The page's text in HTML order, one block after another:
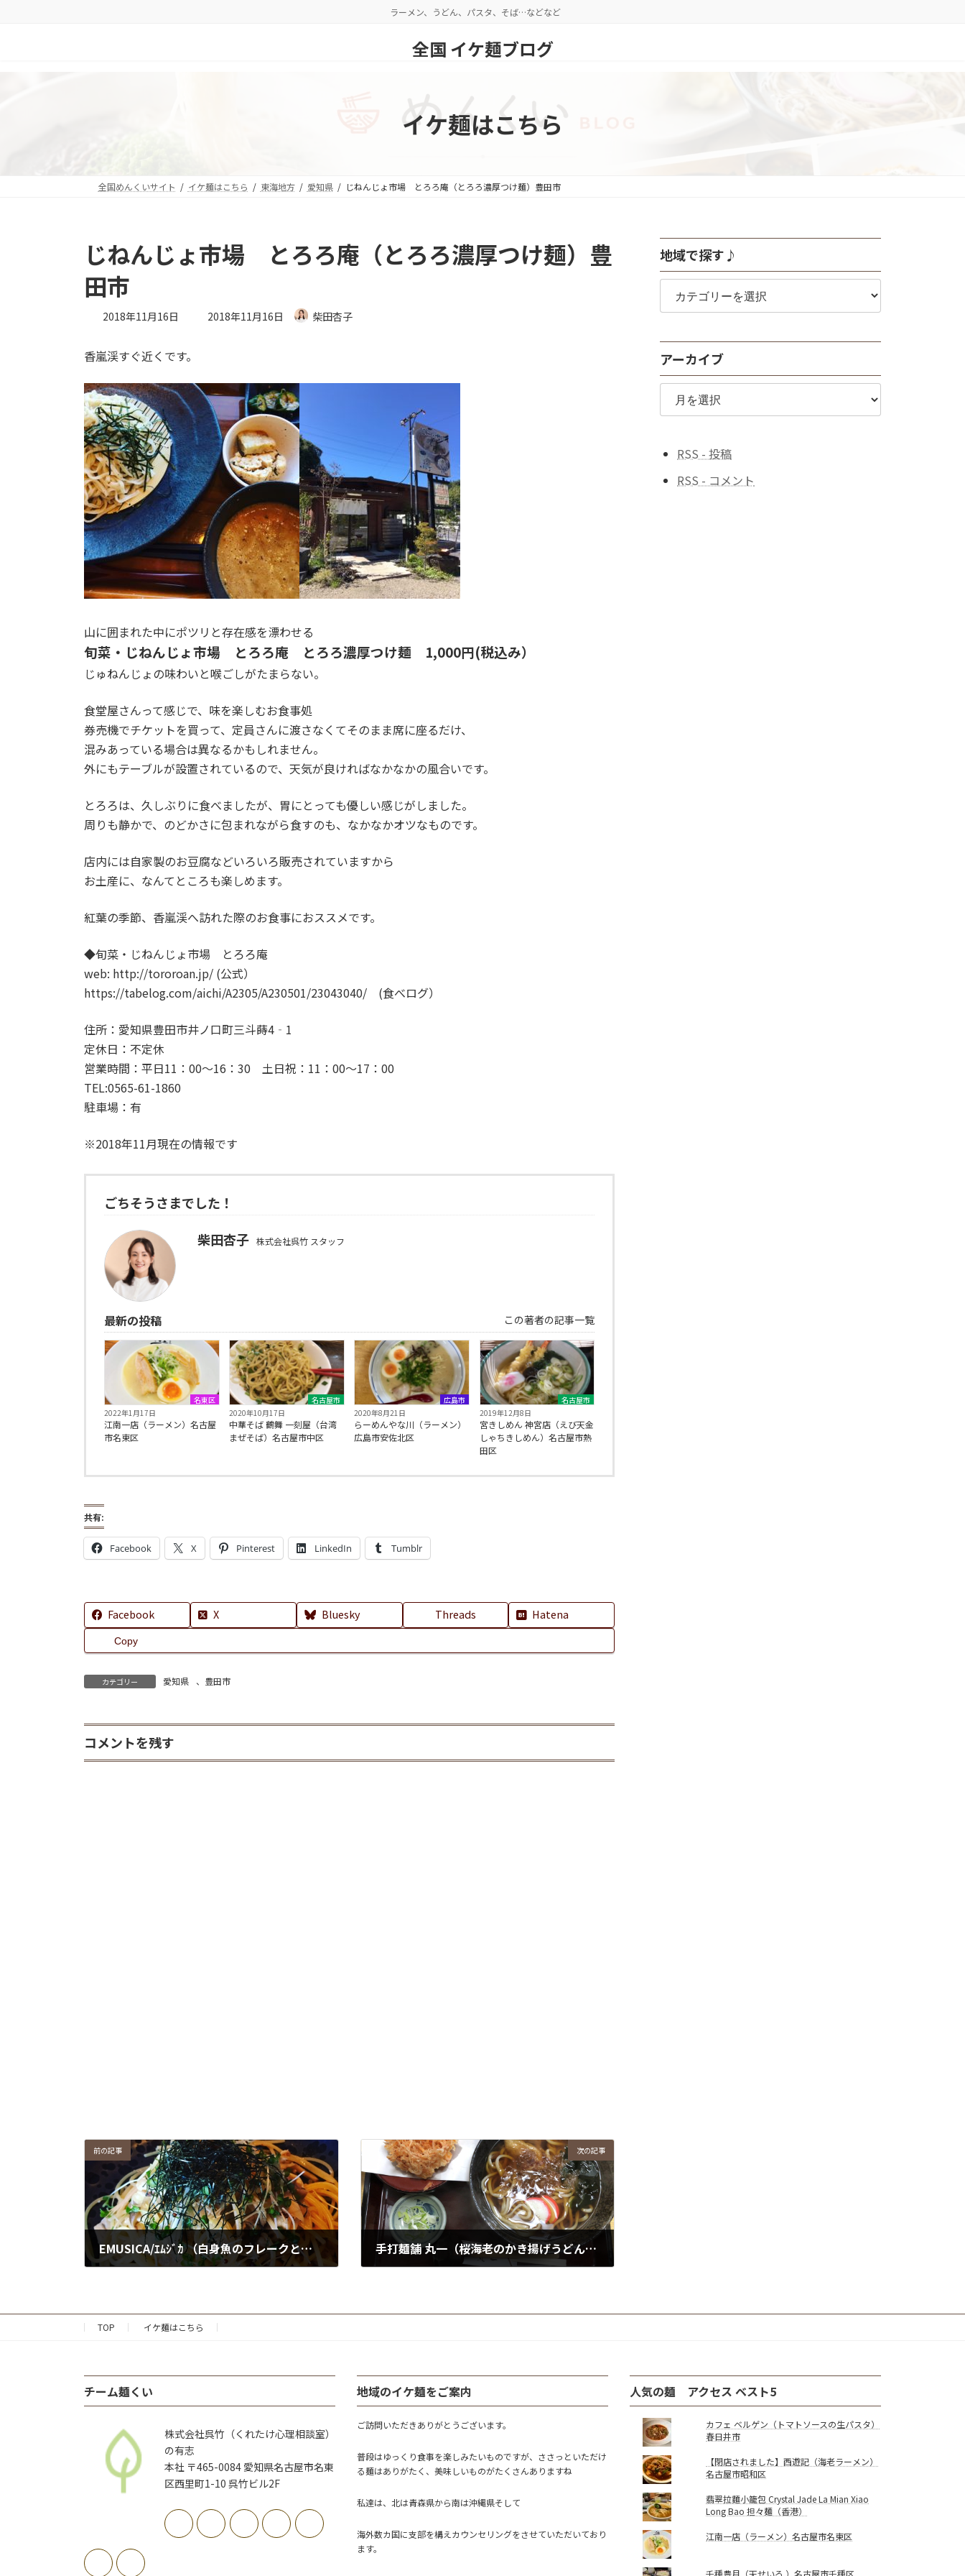
ラーメン、うどん、パスタ、そば…などなど
全国 イケ麺ブログ
イケ麺はこちら
全国めんくいサイト イケ麺はこちら 東海地方 愛知県 じねんじょ市場 とろろ庵（とろろ濃厚つけ麺）豊田市
じねんじょ市場 とろろ庵（とろろ濃厚つけ麺）豊
田市
2018年11月16日
最
時
:
2018年11月16日 柴田杏子
香嵐渓すぐ近くです。
山に囲まれた中にポツリと存在感を漂わせる
旬菜・じねんじょ市場 とろろ庵 とろろ濃厚つけ麺 1,000円(税込み）
じゅねんじょの味わいと喉ごしがたまらない。
食堂屋さんって感じで、味を楽しむお食事処
券売機でチケットを買って、定員さんに渡さなくてそのまま席に座るだけ、
混みあっている場合は異なるかもしれません。
外にもテーブルが設置されているので、天気が良ければなかなかの風合いです。
とろろは、久しぶりに食べましたが、胃にとっても優しい感じがしました。
周りも静かで、のどかさに包まれながら食すのも、なかなかオツなものです。
店内には自家製のお豆腐などいろいろ販売されていますから
お土産に、なんてところも楽しめます。
紅葉の季節、香嵐渓へ訪れた際のお食事におススメです。
◆旬菜・じねんじょ市場 とろろ庵
web: http://tororoan.jp/ (公式）
https://tabelog.com/aichi/A2305/A230501/23043040/ (食べログ）
住所：愛知県豊田市井ノ口町三斗蒔4‐1
定休日：不定休
営業時間：平日11：00～16：30 土日祝：11：00～17：00
TEL:0565-61-1860
駐車場：有
※2018年11月現在の情報です
ごちそうさまでした！
柴田杏子 株式会社呉竹 スタッフ
最新の投稿 この著者の記事一覧
名東区
2022年1月17日
江南一店（ラーメン）名古屋
市名東区
名古屋市
2020年10月17日
中華そば 鶴舞 一刻屋（台湾
まぜそば）名古屋市中区
広島市
2020年8月21日
らーめんやな川（ラーメン）
広島市安佐北区
名古屋市
2019年12月8日
宮きしめん 神宮店（えび天金
しゃちきしめん）名古屋市熱
田区
共有:
Facebook X Pinterest LinkedIn Tumblr
Facebook X Bluesky Threads Hatena
Copy
カテゴリー 愛知県 、 豊田市
コメントを残す
前の記事
EMUSICA/ｴﾑｼﾞｶ （白身魚のフレークときのこと栗のジャポネーゼ）豊田市
次の記事
手打麺舗 丸一（桜海老のかき揚げうどん）名古屋市中区
地域で探す♪
地
で
♪
アーカイブ
ア
カ
ブ RSS - 投稿
RSS - コメント
TOP イケ麺はこちら
チーム麺くい
株式会社呉竹（くれたけ心理相談室）
の有志
本社 〒465-0084 愛知県名古屋市名東
区西里町1-10 呉竹ビル2F
地域のイケ麺をご案内
ご訪問いただきありがとうございます。
普段はゆっくり食事を楽しみたいものですが、ささっといただけ
る麺はありがたく、美味しいものがたくさんありますね
私達は、北は青森県から南は沖縄県そして
海外数カ国に支部を構えカウンセリングをさせていただいており
ます。
人気の麺 アクセス ベスト5
カフェ ベルゲン（トマトソースの生パスタ）
春日井市
【閉店されました】西遊記（海老ラーメン）
名古屋市昭和区
翡翠拉麵小籠包 Crystal Jade La Mian Xiao
Long Bao 担々麺（香港）
江南一店（ラーメン）名古屋市名東区
千種豊月（天せいろ ）名古屋市千種区